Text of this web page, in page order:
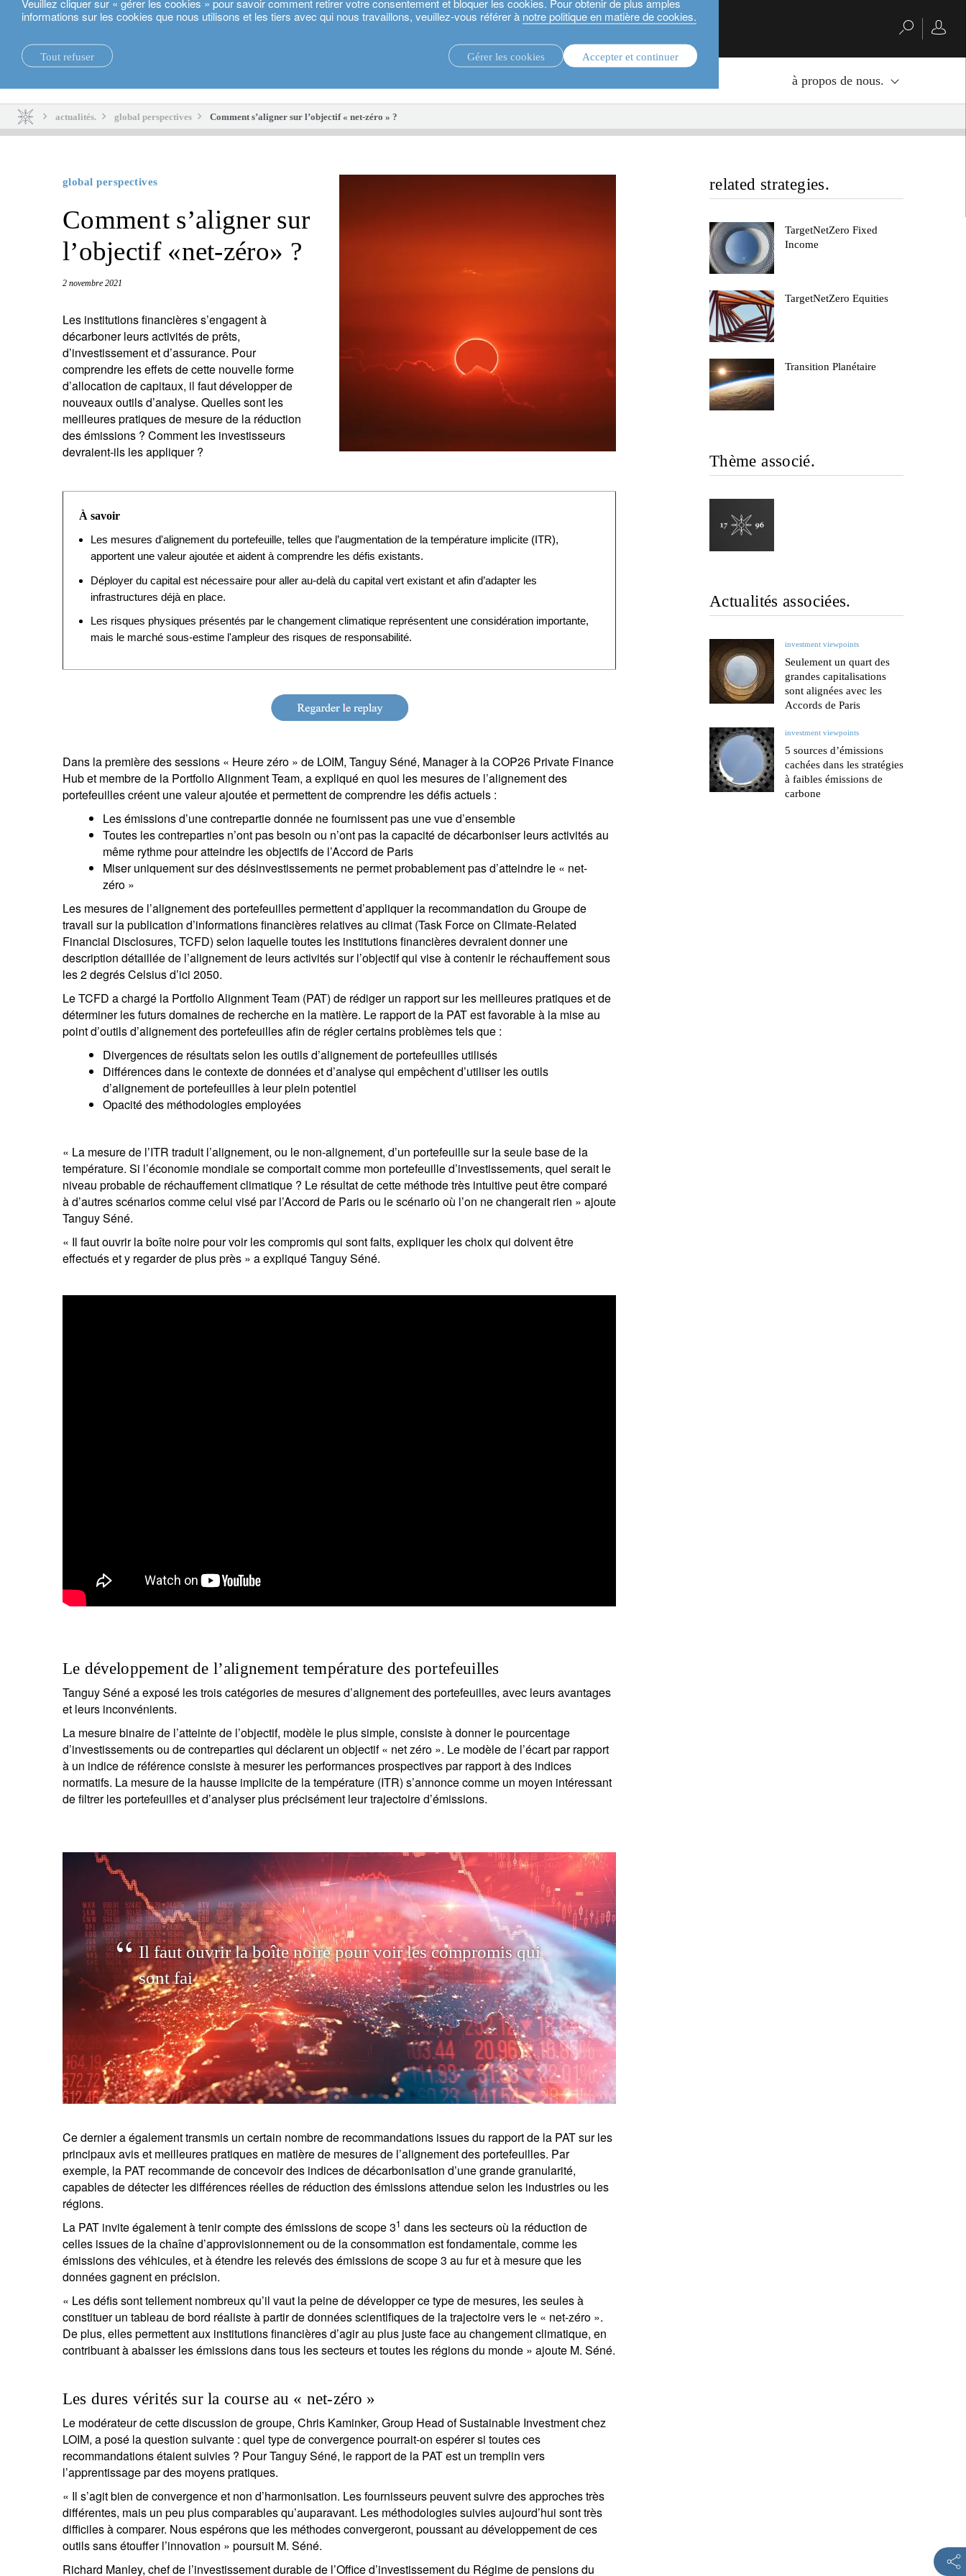
informations sur les cookies que nous utilisons et les tiers avec qui nous travaillons, veuillez-vous référer à notre politique en matière de cookies.
Tout refuser Gérer les cookies Accepter et continuer
à propos de nous.
actualités. global perspectives Comment s’aligner sur l’objectif « net-zéro » ?
global perspectives
Comment s’aligner sur
l’objectif «net-zéro» ?
2 novembre 2021
Les institutions financières s’engagent à
décarboner leurs activités de prêts,
d’investissement et d’assurance. Pour
comprendre les effets de cette nouvelle forme
d’allocation de capitaux, il faut développer de
nouveaux outils d’analyse. Quelles sont les
meilleures pratiques de mesure de la réduction
des émissions ? Comment les investisseurs
devraient-ils les appliquer ?
À savoir
Les mesures d'alignement du portefeuille, telles que l’augmentation de la température implicite (ITR),
apportent une valeur ajoutée et aident à comprendre les défis existants.
Déployer du capital est nécessaire pour aller au-delà du capital vert existant et afin d’adapter les
infrastructures déjà en place.
Les risques physiques présentés par le changement climatique représentent une considération importante,
mais le marché sous-estime l'ampleur des risques de responsabilité.
Dans la première des sessions « Heure zéro » de LOIM, Tanguy Séné, Manager à la COP26 Private Finance
Hub et membre de la Portfolio Alignment Team, a expliqué en quoi les mesures de l’alignement des
portefeuilles créent une valeur ajoutée et permettent de comprendre les défis actuels :
Les émissions d’une contrepartie donnée ne fournissent pas une vue d’ensemble
Toutes les contreparties n’ont pas besoin ou n’ont pas la capacité de décarboniser leurs activités au
même rythme pour atteindre les objectifs de l’Accord de Paris
Miser uniquement sur des désinvestissements ne permet probablement pas d’atteindre le « net-
zéro »
Les mesures de l’alignement des portefeuilles permettent d’appliquer la recommandation du Groupe de
travail sur la publication d’informations financières relatives au climat (Task Force on Climate-Related
Financial Disclosures, TCFD) selon laquelle toutes les institutions financières devraient donner une
description détaillée de l’alignement de leurs activités sur l’objectif qui vise à contenir le réchauffement sous
les 2 degrés Celsius d’ici 2050.
Le TCFD a chargé la Portfolio Alignment Team (PAT) de rédiger un rapport sur les meilleures pratiques et de
déterminer les futurs domaines de recherche en la matière. Le rapport de la PAT est favorable à la mise au
point d’outils d’alignement des portefeuilles afin de régler certains problèmes tels que :
Divergences de résultats selon les outils d’alignement de portefeuilles utilisés
Différences dans le contexte de données et d’analyse qui empêchent d’utiliser les outils
d’alignement de portefeuilles à leur plein potentiel
Opacité des méthodologies employées
« La mesure de l’ITR traduit l’alignement, ou le non-alignement, d’un portefeuille sur la seule base de la
température. Si l’économie mondiale se comportait comme mon portefeuille d’investissements, quel serait le
niveau probable de réchauffement climatique ? Le résultat de cette méthode très intuitive peut être comparé
à d’autres scénarios comme celui visé par l’Accord de Paris ou le scénario où l’on ne changerait rien » ajoute
Tanguy Séné.
« Il faut ouvrir la boîte noire pour voir les compromis qui sont faits, expliquer les choix qui doivent être
effectués et y regarder de plus près » a expliqué Tanguy Séné.
Le développement de l’alignement température des portefeuilles
Tanguy Séné a exposé les trois catégories de mesures d’alignement des portefeuilles, avec leurs avantages
et leurs inconvénients.
La mesure binaire de l’atteinte de l’objectif, modèle le plus simple, consiste à donner le pourcentage
d’investissements ou de contreparties qui déclarent un objectif « net zéro ». Le modèle de l’écart par rapport
à un indice de référence consiste à mesurer les performances prospectives par rapport à des indices
normatifs. La mesure de la hausse implicite de la température (ITR) s’annonce comme un moyen intéressant
de filtrer les portefeuilles et d’analyser plus précisément leur trajectoire d’émissions.
Il faut ouvrir la boîte noire pour voir les compromis qui
sont faits, expliquer les choix qui doivent
Ce dernier a également transmis un certain nombre de recommandations issues du rapport de la PAT sur les
principaux avis et meilleures pratiques en matière de mesures de l’alignement des portefeuilles. Par
exemple, la PAT recommande de concevoir des indices de décarbonisation d’une grande granularité,
capables de détecter les différences réelles de réduction des émissions attendue selon les industries ou les
régions.
La PAT invite également à tenir compte des émissions de scope 31 dans les secteurs où la réduction de
celles issues de la chaîne d’approvisionnement ou de la consommation est fondamentale, comme les
émissions des véhicules, et à étendre les relevés des émissions de scope 3 au fur et à mesure que les
données gagnent en précision.
« Les défis sont tellement nombreux qu’il vaut la peine de développer ce type de mesures, les seules à
constituer un tableau de bord réaliste à partir de données scientifiques de la trajectoire vers le « net-zéro ».
De plus, elles permettent aux institutions financières d’agir au plus juste face au changement climatique, en
contribuant à abaisser les émissions dans tous les secteurs et toutes les régions du monde » ajoute M. Séné.
Les dures vérités sur la course au « net-zéro »
Le modérateur de cette discussion de groupe, Chris Kaminker, Group Head of Sustainable Investment chez
LOIM, a posé la question suivante : quel type de convergence pourrait-on espérer si toutes ces
recommandations étaient suivies ? Pour Tanguy Séné, le rapport de la PAT est un tremplin vers
l’apprentissage par des moyens pratiques.
« Il s’agit bien de convergence et non d’harmonisation. Les fournisseurs peuvent suivre des approches très
différentes, mais un peu plus comparables qu’auparavant. Les méthodologies suivies aujourd’hui sont très
difficiles à comparer. Nous espérons que les méthodes convergeront, poussant au développement de ces
outils sans étouffer l’innovation » poursuit M. Séné.
Richard Manley, chef de l’investissement durable de l’Office d’investissement du Régime de pensions du
related strategies.
TargetNetZero Fixed
Income
TargetNetZero Equities
Transition Planétaire
Thème associé.
Actualités associées.
investment viewpoints
Seulement un quart des
grandes capitalisations
sont alignées avec les
Accords de Paris
investment viewpoints
5 sources d’émissions
cachées dans les stratégies
à faibles émissions de
carbone